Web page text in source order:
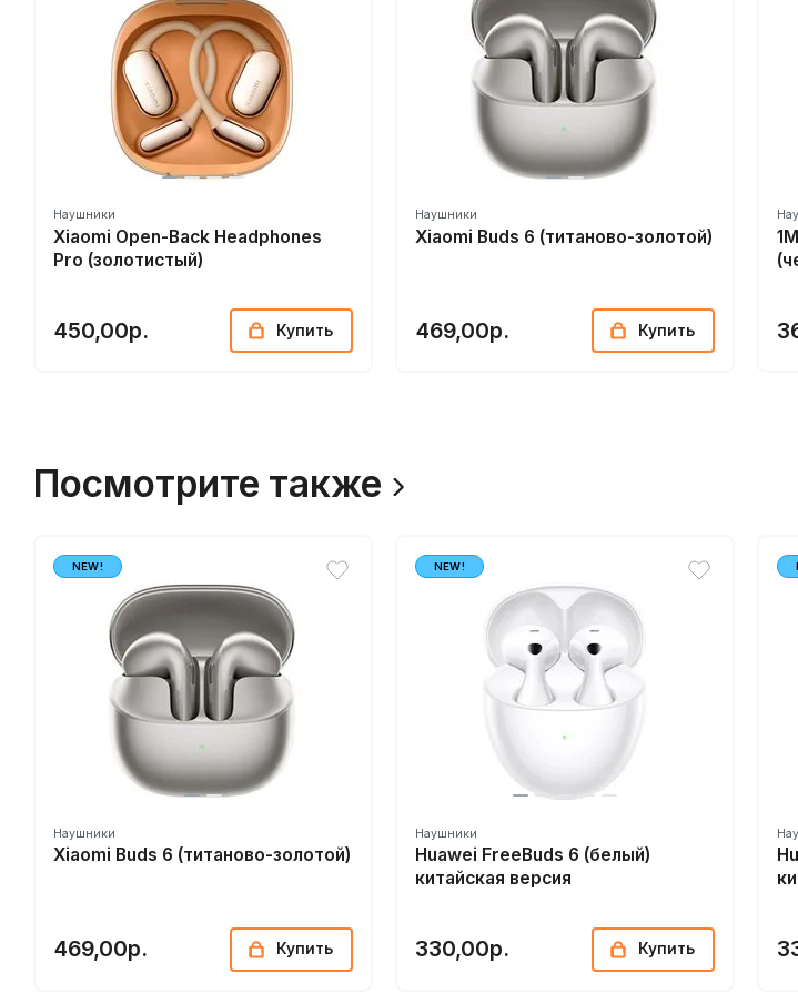
воспроизведения.
Наушники оснащены Bluetooth 6.1, обеспечивающим стабильное соединение, низкую
энергоэффективность. Поддерживается технология Auracast для трансляции звука на
одновременно.
Наушники
Xiaomi Open-Back Headphones
Pro (золотистый)
450,00р. Купить
Наушники
Xiaomi Buds 6 (титаново-золотой)
469,00р. Купить
Посмотрите также
NEW!
Наушники
Xiaomi Buds 6 (титаново-золотой)
469,00р. Купить
NEW!
Наушники
Huawei FreeBuds 6 (белый)
китайская версия
330,00р. Купить